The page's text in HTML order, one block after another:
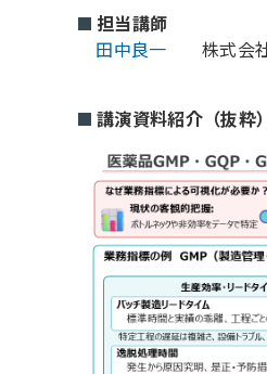
担当講師
田中良一
株式会
講演資料紹介（抜粋）